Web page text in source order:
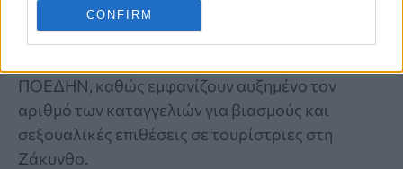
CONFIRM
τα μέσα Ιουνίου
ΠΟΕΔΗΝ, καθώς εμφανίζουν αυξημένο τον
αριθμό των καταγγελιών για βιασμούς και
σεξουαλικές επιθέσεις σε τουρίστριες στη
Ζάκυνθο.